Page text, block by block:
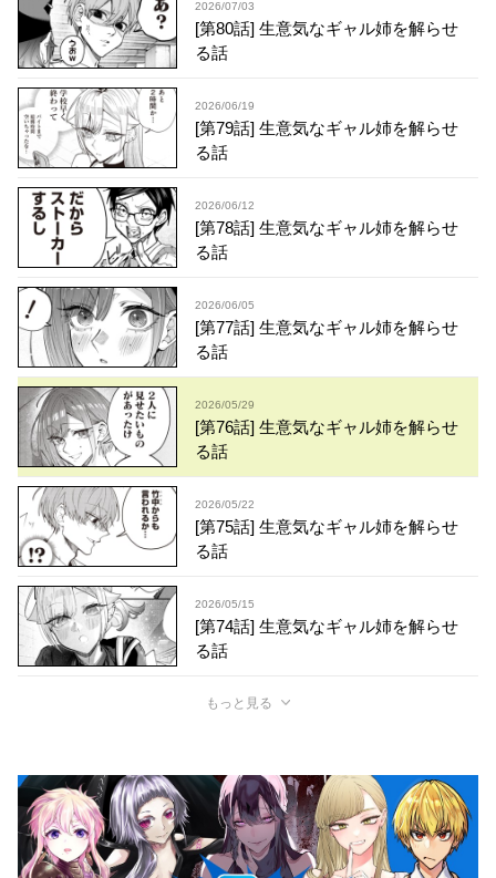
2026/07/03
[第80話] 生意気なギャル姉を解らせ
る話
2026/06/19
[第79話] 生意気なギャル姉を解らせ
る話
2026/06/12
[第78話] 生意気なギャル姉を解らせ
る話
2026/06/05
[第77話] 生意気なギャル姉を解らせ
る話
2026/05/29
[第76話] 生意気なギャル姉を解らせ
る話
2026/05/22
[第75話] 生意気なギャル姉を解らせ
る話
2026/05/15
[第74話] 生意気なギャル姉を解らせ
る話
もっと見る